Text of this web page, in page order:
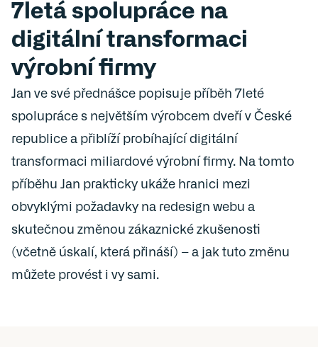
7letá spolupráce na
digitální transformaci
výrobní firmy
Jan ve své přednášce popisuje příběh 7leté
spolupráce s největším výrobcem dveří v České
republice a přiblíží probíhající digitální
transformaci miliardové výrobní firmy. Na tomto
příběhu Jan prakticky ukáže hranici mezi
obvyklými požadavky na redesign webu a
skutečnou změnou zákaznické zkušenosti
(včetně úskalí, která přináší) – a jak tuto změnu
můžete provést i vy sami.